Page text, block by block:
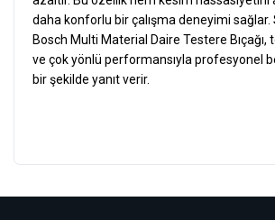
daha konforlu bir çalışma deneyimi sağlar.
Bosch Multi Material Daire Testere Bıçağı,
ve çok yönlü performansıyla profesyonel
bir şekilde yanıt verir.